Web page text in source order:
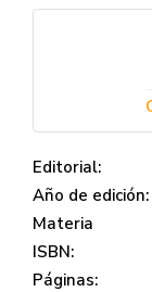
Editorial:
Año de edición:
Materia
ISBN:
Páginas: